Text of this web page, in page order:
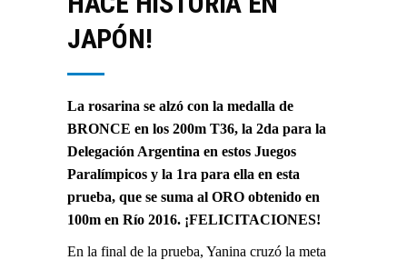
JAPÓN!
La rosarina se alzó con la medalla de
BRONCE en los 200m T36, la 2da para la
Delegación Argentina en estos Juegos
Paralímpicos y la 1ra para ella en esta
prueba, que se suma al ORO obtenido en
100m en Río 2016. ¡FELICITACIONES!
En la final de la prueba, Yanina cruzó la meta